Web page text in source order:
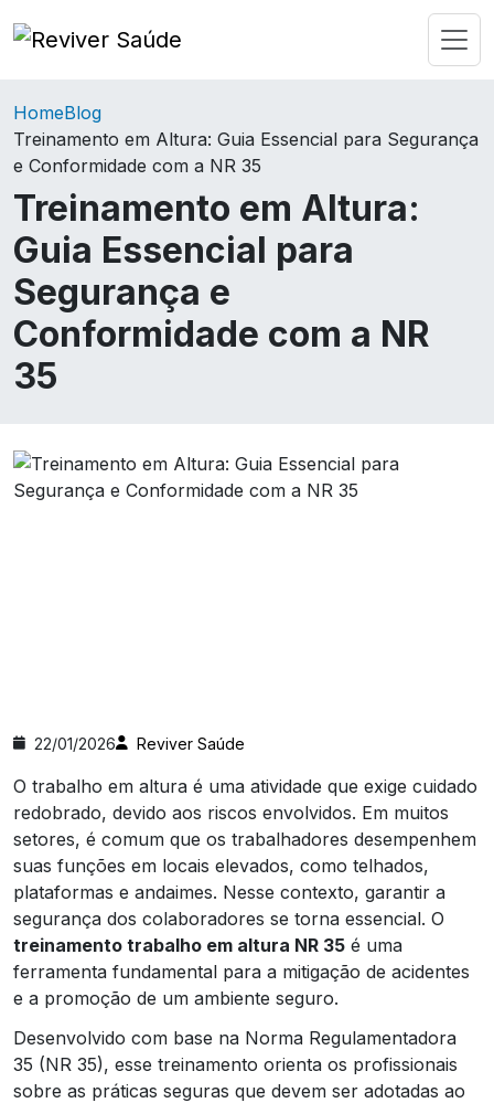
HomeBlog
Treinamento em Altura: Guia Essencial para Segurança
e Conformidade com a NR 35
Treinamento em Altura:
Guia Essencial para
Segurança e
Conformidade com a NR
35
22/01/2026 Reviver Saúde
O trabalho em altura é uma atividade que exige cuidado
redobrado, devido aos riscos envolvidos. Em muitos
setores, é comum que os trabalhadores desempenhem
suas funções em locais elevados, como telhados,
plataformas e andaimes. Nesse contexto, garantir a
segurança dos colaboradores se torna essencial. O
treinamento trabalho em altura NR 35 é uma
ferramenta fundamental para a mitigação de acidentes
e a promoção de um ambiente seguro.
Desenvolvido com base na Norma Regulamentadora
35 (NR 35), esse treinamento orienta os profissionais
sobre as práticas seguras que devem ser adotadas ao